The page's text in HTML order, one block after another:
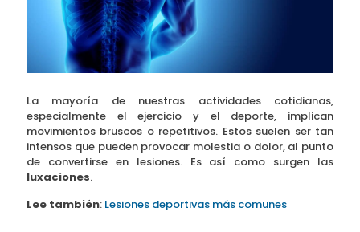
La mayoría de nuestras actividades cotidianas,
especialmente el ejercicio y el deporte, implican
movimientos bruscos o repetitivos. Estos suelen ser tan
intensos que pueden provocar molestia o dolor, al punto
de convertirse en lesiones. Es así como surgen las
luxaciones.
Lee también: Lesiones deportivas más comunes